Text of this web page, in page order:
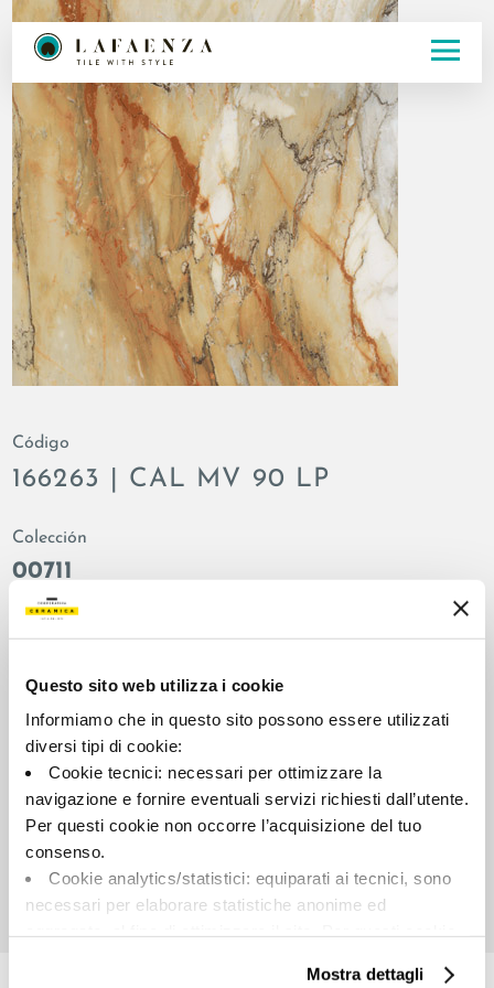
Questo sito web utilizza i cookie
Informiamo che in questo sito possono essere utilizzati
diversi tipi di cookie:
Cookie tecnici: necessari per ottimizzare la
navigazione e fornire eventuali servizi richiesti dall’utente.
Per questi cookie non occorre l’acquisizione del tuo
consenso.
Cookie analytics/statistici: equiparati ai tecnici, sono
necessari per elaborare statistiche anonime ed
Cookie di profilazione/marketing: sono utilizzati, solo
Mostra dettagli
Código
166263 | CAL MV 90 LP
Colección
00711
Color:
Blanco
Fondo
Formato:
90.0x90.0
esmerillado
brillante
Destonalización:
Unidad de medida:
MQ